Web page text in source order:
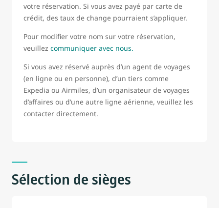
votre réservation. Si vous avez payé par carte de
crédit, des taux de change pourraient s’appliquer.
Pour modifier votre nom sur votre réservation,
veuillez communiquer avec nous.
Si vous avez réservé auprès d’un agent de voyages
(en ligne ou en personne), d’un tiers comme
Expedia ou Airmiles, d’un organisateur de voyages
d’affaires ou d’une autre ligne aérienne, veuillez les
contacter directement.
Sélection de sièges